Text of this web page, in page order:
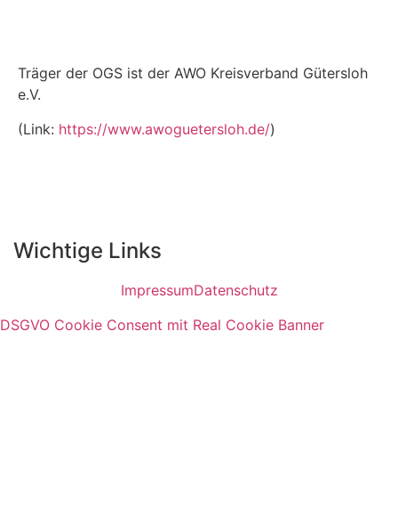
Träger der OGS ist der AWO Kreisverband Gütersloh
e.V.
(Link: https://www.awoguetersloh.de/)
Wichtige Links
ImpressumDatenschutz
DSGVO Cookie Consent mit Real Cookie Banner